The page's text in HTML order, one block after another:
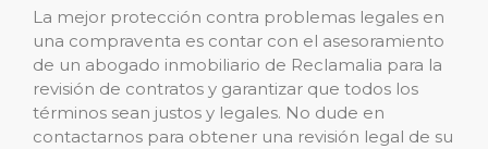
La mejor protección contra problemas legales en
una compraventa es contar con el asesoramiento
de un abogado inmobiliario de Reclamalia para la
revisión de contratos y garantizar que todos los
términos sean justos y legales. No dude en
contactarnos para obtener una revisión legal de su